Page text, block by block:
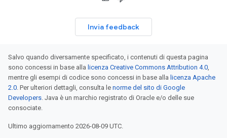
Invia feedback
Salvo quando diversamente specificato, i contenuti di questa pagina
sono concessi in base alla licenza Creative Commons Attribution 4.0,
mentre gli esempi di codice sono concessi in base alla licenza Apache
2.0. Per ulteriori dettagli, consulta le norme del sito di Google
Developers. Java è un marchio registrato di Oracle e/o delle sue
consociate.
Ultimo aggiornamento 2026-08-09 UTC.